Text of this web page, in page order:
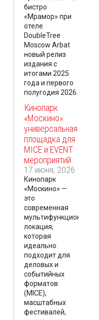
бистро
«Мрамор» при
отеле
DoubleTree
Moscow Arbat
новый релиз
издания с
итогами 2025
года и первого
полугодия 2026.
Кинопарк
«Москино»:
универсальная
площадка для
MICE и EVENT
мероприятий
17 июня, 2026
Кинопарк
«Москино» —
это
современная
локация,
которая
идеально
подходит для
деловых и
событийных
форматов
(MICE),
масштабных
фестивалей,